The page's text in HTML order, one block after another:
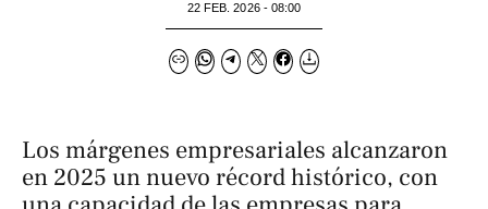
22 FEB. 2026 - 08:00
Los márgenes empresariales alcanzaron
en 2025 un nuevo récord histórico, con